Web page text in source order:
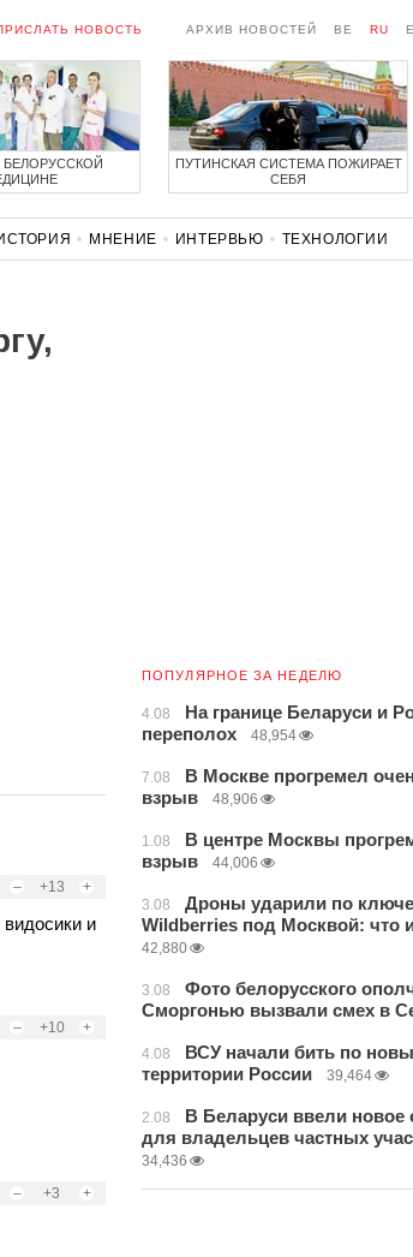
НОВОСТЬ АРХИВ НОВОСТЕЙ BE RU
БЕЛОРУССКОЙ
ПУТИНСКАЯ СИСТЕМА ПОЖИРАЕТ
СЕБЯ
МНЕНИЕ ИНТЕРВЬЮ
ТЕХНОЛОГИИ
– +13 +
и
– +10 +
– +3 +
ПОПУЛЯРНОЕ ЗА НЕДЕЛЮ
4.08
На границе Беларуси и
переполох
48,954
7.08
В Москве прогремел
взрыв
48,906
1.08
В центре Москвы
взрыв
44,006
3.08
Дроны ударили по
Wildberries под Москвой: что
42,880
3.08
Фото белорусского
Сморгонью вызвали смех в
4.08
ВСУ начали бить по
территории России
39,464
2.08
В Беларуси ввели новое
для владельцев частных
34,436